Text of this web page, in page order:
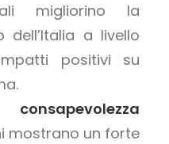
migliorino la
a livello
positivi su
mostrano un forte